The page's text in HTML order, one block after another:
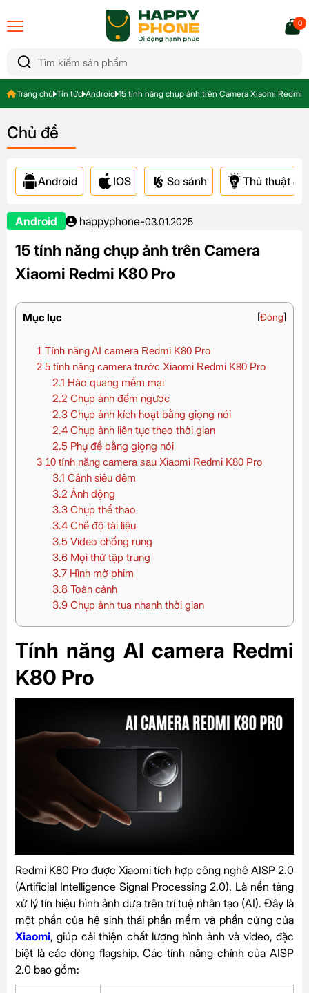
0
Trang chủ Tin tức Android 15 tính năng chụp ảnh trên Camera Xiaomi Redmi
Chủ đề
Android IOS So sánh Thủ thuật &
Android happyphone-03.01.2025
15 tính năng chụp ảnh trên Camera
Xiaomi Redmi K80 Pro
Mục lục [Đóng]
1 Tính năng AI camera Redmi K80 Pro
2 5 tính năng camera trước Xiaomi Redmi K80 Pro
2.1 Hào quang mềm mại
2.2 Chụp ảnh đếm ngược
2.3Chụp ảnh kích hoạt bằng giọng nói
2.4Chụp ảnh liên tục theo thời gian
2.5 Phụ đề bằng giọng nói
3 10 tính năng camera sau Xiaomi Redmi K80 Pro
3.1 Cảnh siêu đêm
3.2 Ảnh động
3.3Chụp thể thao
3.4Chế độ tài liệu
3.5 Video chống rung
3.6Mọi thứ tập trung
3.7Hình mờ phim
3.8Toàn cảnh
3.9Chụp ảnh tua nhanh thời gian
Tính năng AI camera Redmi
K80 Pro
Redmi K80 Pro được Xiaomi tích hợp công nghê AISP 2.0
(Artificial Intelligence Signal Processing 2.0). Là nền tảng
xử lý tín hiệu hình ảnh dựa trên trí tuệ nhân tạo (AI). Đây là
một phần của hệ sinh thái phần mềm và phần cứng của
Xiaomi, giúp cải thiện chất lượng hình ảnh và video, đặc
biệt là các dòng flagship. Các tính năng chính của AISP
2.0 bao gồm: